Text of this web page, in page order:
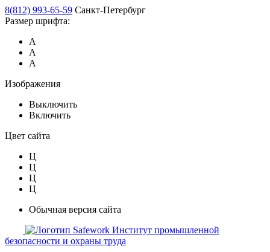
8(812) 993-65-59 Санкт-Петербург
Размер шрифта:
А
А
А
Изображения
Выключить
Включить
Цвет сайта
Ц
Ц
Ц
Ц
Обычная версия сайта
Safework Институт промышленной
безопасности и охраны труда